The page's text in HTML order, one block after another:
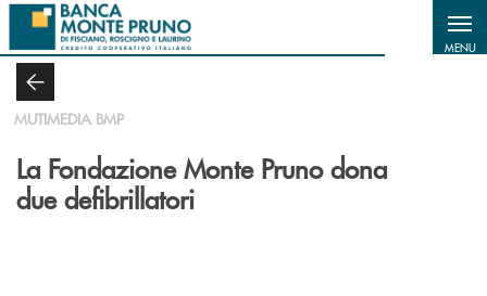
Salta al contenuto principale
MENU
MUTIMEDIA BMP
La Fondazione Monte Pruno dona
due defibrillatori